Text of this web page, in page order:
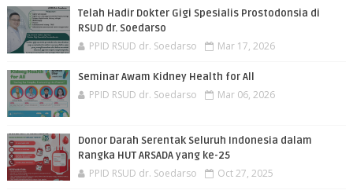
Telah Hadir Dokter Gigi Spesialis Prostodonsia di
RSUD dr. Soedarso
PPID RSUD dr. Soedarso Mar 17, 2026
Seminar Awam Kidney Health for All
PPID RSUD dr. Soedarso Mar 06, 2026
Donor Darah Serentak Seluruh Indonesia dalam
Rangka HUT ARSADA yang ke-25
PPID RSUD dr. Soedarso Oct 27, 2025